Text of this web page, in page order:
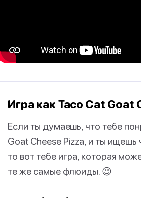
Игра как Taco Cat Goat
Если ты думаешь, что тебе
Goat Cheese Pizza, и ты ищешь
то вот тебе игра, которая
те же самые флюиды. 😉